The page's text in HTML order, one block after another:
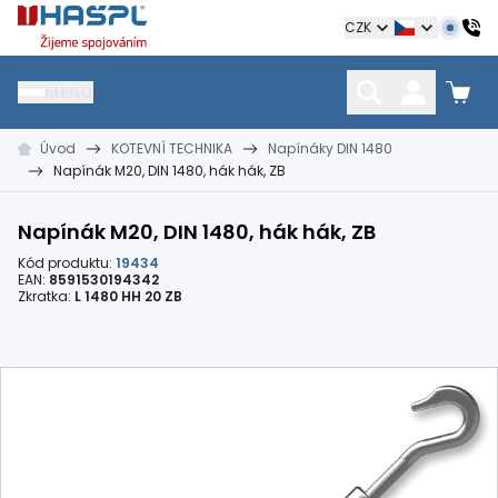
Hašpl CZK
HŘEBÍKY
kramle
SPOJOVACÍ MATERIÁL
vruty, šrouby, matice
KOTEVNÍ TECHNIKA
Úvod KOTEVNÍ TECHNIKA
Napínáky DIN 1480
Napínák M20, DIN 1480, hák hák, ZB
Napínák M20, DIN 1480, hák hák, ZB
Kód produktu: 19434
EAN: 8591530194342
Zkratka: L 1480 HH 20 ZB